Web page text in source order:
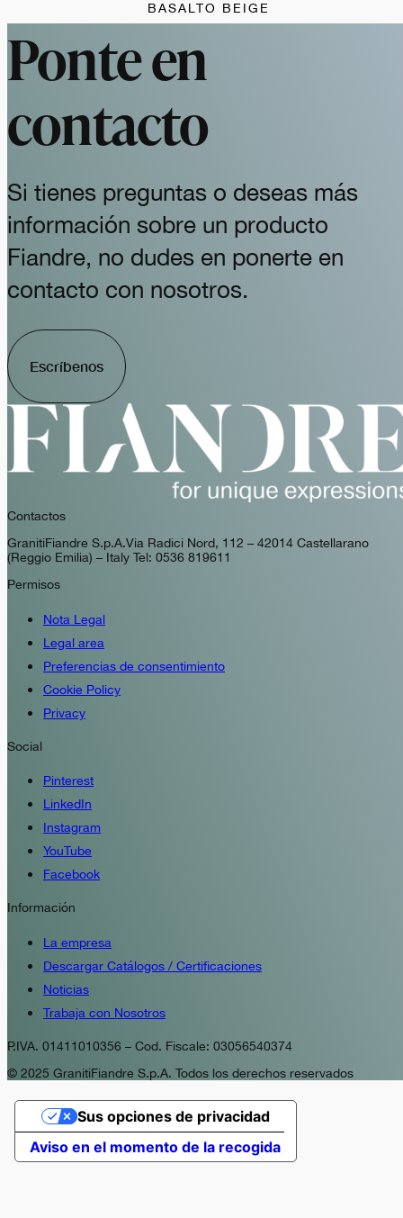
BASALTO BEIGE
Ponte en
contacto
Si tienes preguntas o deseas más
información sobre un producto
Fiandre, no dudes en ponerte en
contacto con nosotros.
Escríbenos
Contactos
GranitiFiandre S.p.A. Via Radici Nord, 112 – 42014 Castellarano
(Reggio Emilia) – Italy Tel: 0536 819611
Permisos
Nota Legal
Legal area
Preferencias de consentimiento
Cookie Policy
Privacy
Social
Pinterest
LinkedIn
Instagram
YouTube
Facebook
Información
La empresa
Descargar Catálogos / Certificaciones
Noticias
Trabaja con Nosotros
P.IVA. 01411010356 – Cod. Fiscale: 03056540374
© 2025 GranitiFiandre S.p.A. Todos los derechos reservados
Aviso en el momento de la recogida
Sus opciones de privacidad